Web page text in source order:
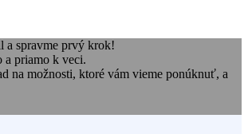
a spravme prvý krok!
a priamo k veci.
na možnosti, ktoré vám vieme ponúknuť, a